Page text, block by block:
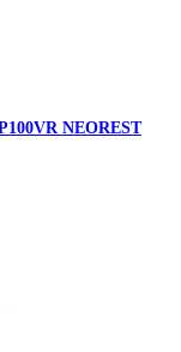
NEOREST